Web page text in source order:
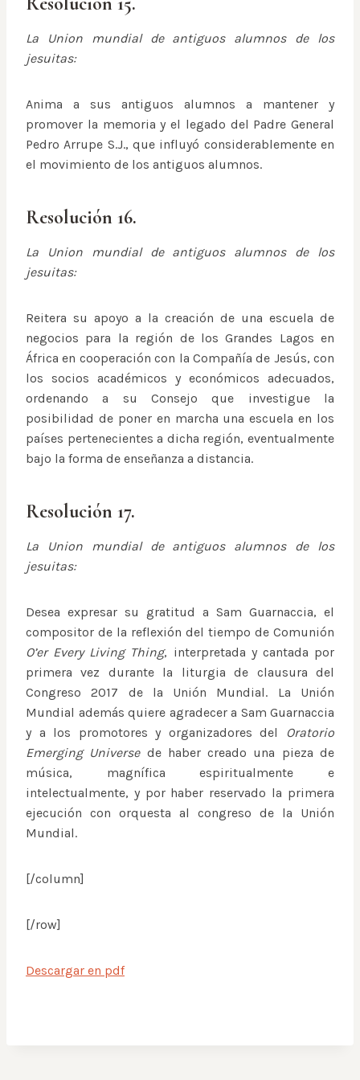
La Union mundial de antiguos alumnos de los
jesuitas:
Anima a sus antiguos alumnos a mantener y
promover la memoria y el legado del Padre General
Pedro Arrupe S.J., que influyó considerablemente en
el movimiento de los antiguos alumnos.
Resolución 16.
La Union mundial de antiguos alumnos de los
jesuitas:
Reitera su apoyo a la creación de una escuela de
negocios para la región de los Grandes Lagos en
África en cooperación con la Compañía de Jesús, con
los socios académicos y económicos adecuados,
ordenando a su Consejo que investigue la
posibilidad de poner en marcha una escuela en los
países pertenecientes a dicha región, eventualmente
bajo la forma de enseñanza a distancia.
Resolución 17.
La Union mundial de antiguos alumnos de los
jesuitas:
Desea expresar su gratitud a Sam Guarnaccia, el
compositor de la reflexión del tiempo de Comunión
O’er Every Living Thing, interpretada y cantada por
primera vez durante la liturgia de clausura del
Congreso 2017 de la Unión Mundial. La Unión
Mundial además quiere agradecer a Sam Guarnaccia
y a los promotores y organizadores del Oratorio
Emerging Universede haber creado una pieza de
música, magnífica espiritualmente e
intelectualmente, y por haber reservado la primera
ejecución con orquesta al congreso de la Unión
Mundial.
[/column]
[/row]
Descargar en pdf